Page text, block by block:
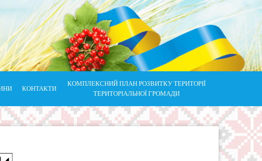
КОНТАКТИ
КОМПЛЕКСНИЙ ПЛАН РОЗВИТКУ ТЕРИТОРІЇ
ТЕРИТОРІАЛЬНОЇ ГРОМАДИ